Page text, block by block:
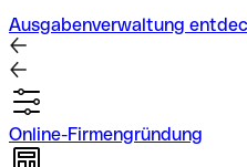
Ausgabenverwaltung
Online-Firmengründung